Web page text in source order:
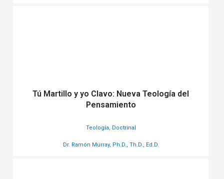
Tú Martillo y yo Clavo: Nueva Teología del
Pensamiento
Teología, Doctrinal
Dr. Ramón Murray, Ph.D., Th.D., Ed.D.